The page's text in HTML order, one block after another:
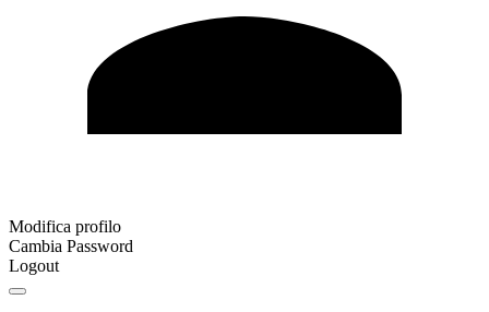
Modifica profilo
Cambia Password
Logout